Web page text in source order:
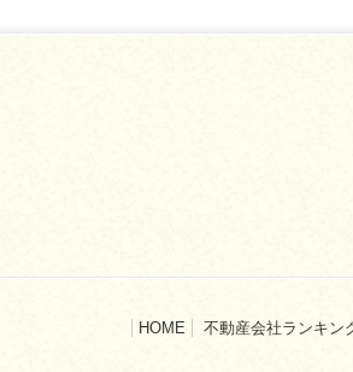
HOME 不動産会社ランキン